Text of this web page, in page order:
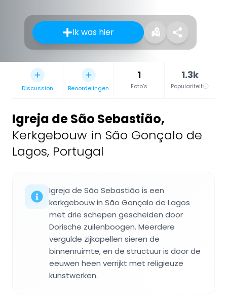
Ik was hier
Discussion Beoordelingen
1
Foto's
1.3k
Populariteit
Igreja de São Sebastião,
Kerkgebouw in São Gonçalo de
Lagos, Portugal
Igreja de São Sebastião is een
kerkgebouw in São Gonçalo de Lagos
met drie schepen gescheiden door
Dorische zuilenboogen. Meerdere
vergulde zijkapellen sieren de
binnenruimte, en de structuur is door de
eeuwen heen verrijkt met religieuze
kunstwerken.